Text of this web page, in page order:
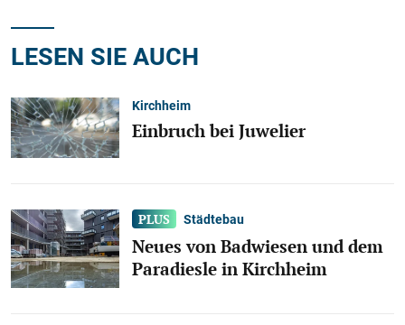
LESEN SIE AUCH
Kirchheim
Einbruch bei Juwelier
Städtebau
Neues von Badwiesen und dem
Paradiesle in Kirchheim